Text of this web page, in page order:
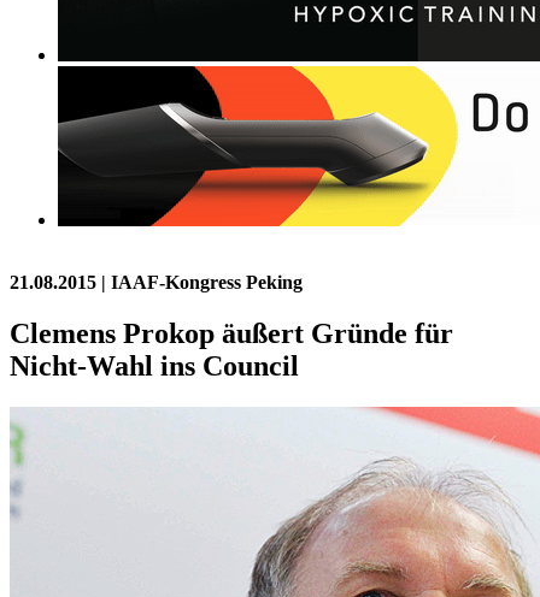
21.08.2015 | IAAF-Kongress Peking
Clemens Prokop äußert Gründe für
Nicht-Wahl ins Council